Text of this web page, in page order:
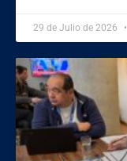
29 de Julio de 2026